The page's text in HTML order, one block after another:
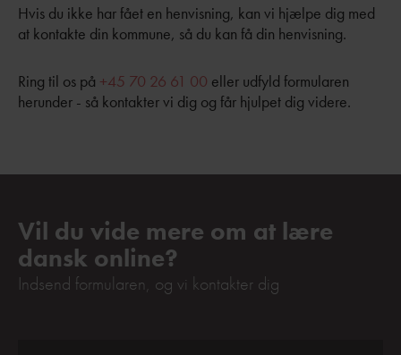
Hvis du ikke har fået en henvisning, kan vi hjælpe dig med
at kontakte din kommune, så du kan få din henvisning.
Ring til os på +45 70 26 61 00 eller udfyld formularen
herunder - så kontakter vi dig og får hjulpet dig videre.
Vil du vide mere om at lære
dansk online?
Indsend formularen, og vi kontakter dig